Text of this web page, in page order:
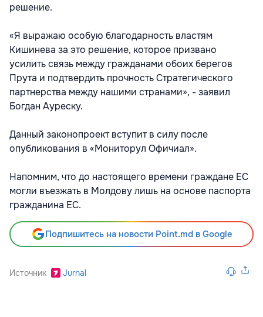
решение.
«Я выражаю особую благодарность властям
Кишинева за это решение, которое призвано
усилить связь между гражданами обоих берегов
Прута и подтвердить прочность Стратегического
партнерства между нашими странами», - заявил
Богдан Ауреску.
Данный законопроект вступит в силу после
опубликования в «Мониторул Офичиал».
Напомним, что до настоящего времени граждане ЕС
могли въезжать в Молдову лишь на основе паспорта
гражданина ЕС.
Подпишитесь на новости Point.md в Google
Источник Jurnal